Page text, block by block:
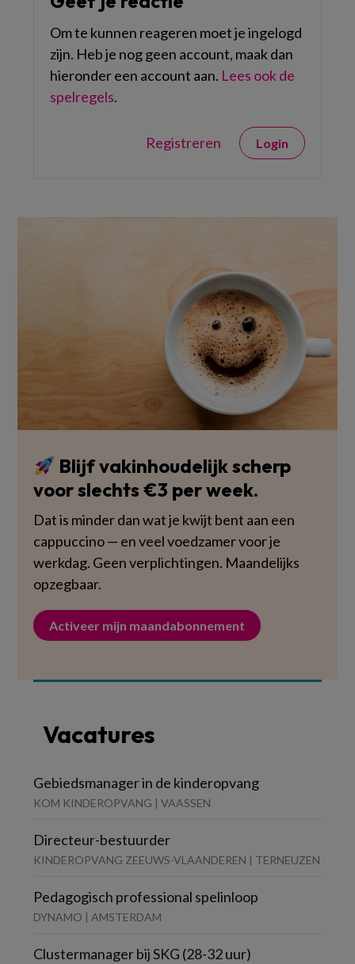
Om te kunnen reageren moet je ingelogd
zijn. Heb je nog geen account, maak dan
hieronder een account aan. Lees ook de
spelregels.
Registreren Login
Blijf vakinhoudelijk scherp
voor slechts €3 per week.
Dat is minder dan wat je kwijt bent aan een
cappuccino — en veel voedzamer voor je
werkdag. Geen verplichtingen. Maandelijks
opzegbaar.
Activeer mijn maandabonnement
Vacatures
Gebiedsmanager in de kinderopvang
KOM KINDEROPVANG | VAASSEN
Directeur-bestuurder
KINDEROPVANG ZEEUWS-VLAANDEREN | TERNEUZEN
Pedagogisch professional spelinloop
DYNAMO | AMSTERDAM
Clustermanager bij SKG (28-32 uur)